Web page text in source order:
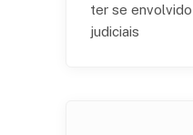
ter se
judiciais